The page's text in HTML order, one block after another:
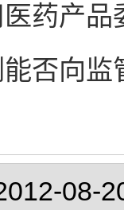
药产
否向
08-